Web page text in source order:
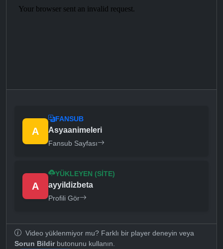
A
FANSUB
Asyaanimeleri
Fansub Sayfası
A
YÜKLEYEN (SITE)
ayyildizbeta
Profili Gör
Video yüklenmiyor mu? Farklı bir player deneyin veya
Sorun Bildirbutonunu kullanın.